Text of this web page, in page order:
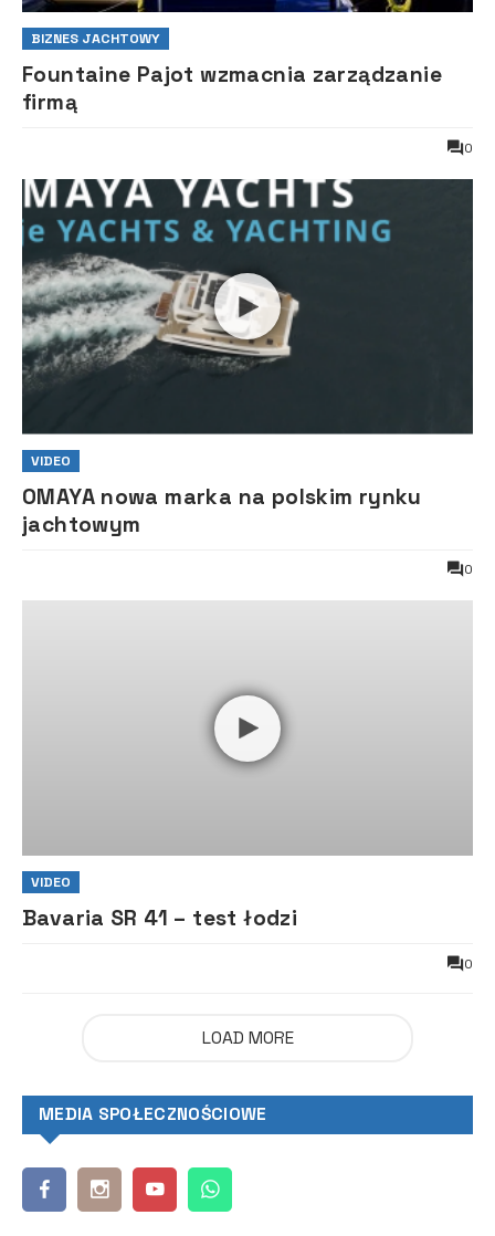
BIZNES JACHTOWY
Fountaine Pajot wzmacnia zarządzanie
firmą
0
VIDEO
OMAYA nowa marka na polskim rynku
jachtowym
0
VIDEO
Bavaria SR 41 – test łodzi
0
LOAD MORE
MEDIA SPOŁECZNOŚCIOWE